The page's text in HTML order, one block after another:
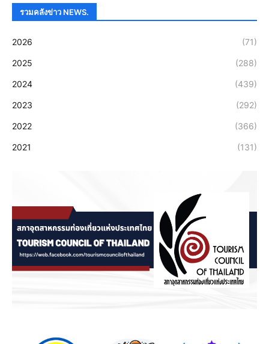
รวมคลังข่าว NEWS.
2026 (71)
2025 (288)
2024 (439)
2023 (292)
2022 (366)
2021 (131)